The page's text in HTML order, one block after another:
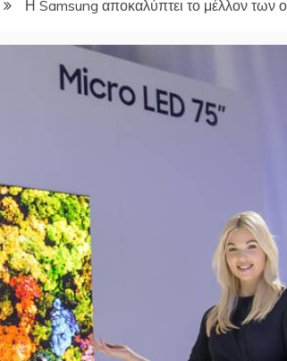
Η Samsung αποκαλύπτει το μέλλον των